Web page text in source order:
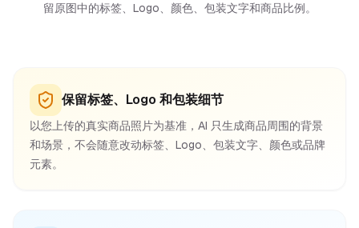
留原图中的标签、Logo、颜色、包装文字和商品比例。
保留标签、Logo 和包装细节
以您上传的真实商品照片为基准，AI 只生成商品周围的背景
和场景，不会随意改动标签、Logo、包装文字、颜色或品牌
元素。